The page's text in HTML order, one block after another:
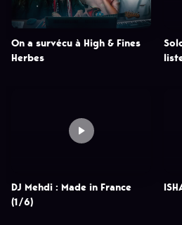
Live
Documentaires
Tops
On a survécu à High & Fines
Herbes
DJ Mehdi : Made in France
(1/6)